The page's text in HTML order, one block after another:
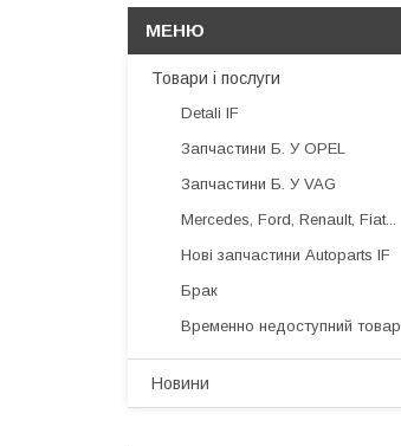
Товари і послуги
Detali IF
Запчастини Б. У OPEL
Запчастини Б. У VAG
Mercedes, Ford, Renault, Fiat...
Нові запчастини Autoparts IF
Брак
Временно недоступний товар
Новини